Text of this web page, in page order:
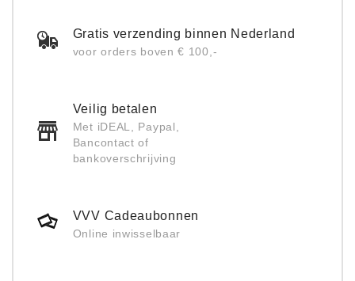
Gratis verzending binnen Nederland
voor orders boven € 100,-
Veilig betalen
Met iDEAL, Paypal,
Bancontact of
bankoverschrijving
VVV Cadeaubonnen
Online inwisselbaar